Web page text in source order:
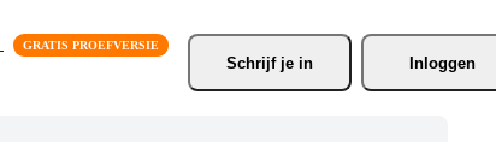
Schrijf je in Inloggen